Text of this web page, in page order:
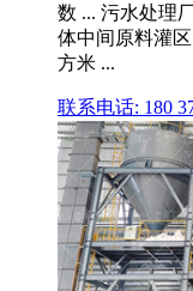
数 ... 污水处理
体中间原料灌
方米 ...
联系电话: 180